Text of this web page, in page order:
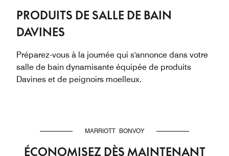
PRODUITS DE SALLE DE BAIN
DAVINES
Préparez-vous à la journée qui s'annonce dans votre
salle de bain dynamisante équipée de produits
Davines et de peignoirs moelleux.
MARRIOTT BONVOY
ÉCONOMISEZ DÈS MAINTENANT